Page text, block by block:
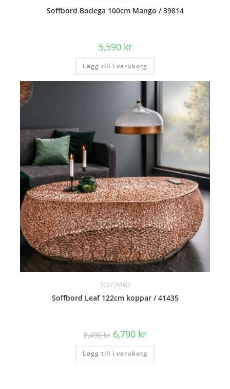
Soffbord Bodega 100cm Mango / 39814
5,590 kr
Lägg till i varukorg
SOFFBORD
Soffbord Leaf 122cm koppar / 41435
8,490kr Det
ursprungliga
priset
var:
8,490 kr.
6,790 krDet
priset
är:
6,790 kr.
Lägg till i varukorg